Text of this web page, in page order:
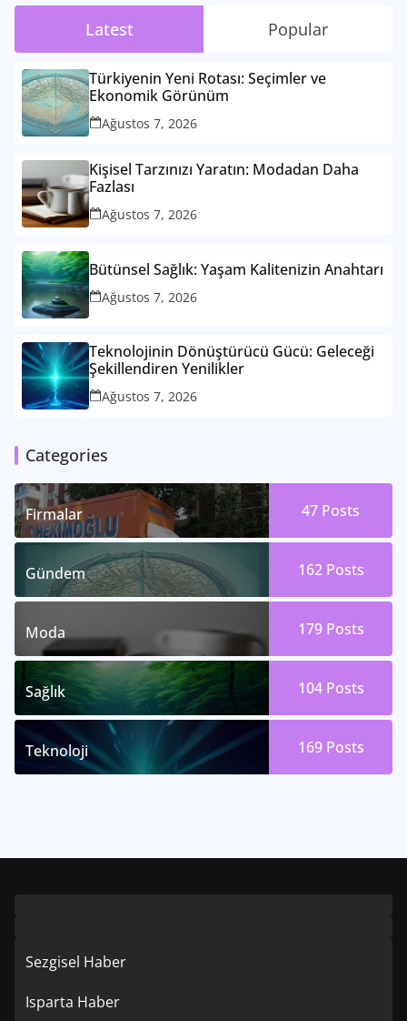
Latest Popular
Türkiyenin Yeni Rotası: Seçimler ve
Ekonomik Görünüm
Ağustos 7, 2026
Kişisel Tarzınızı Yaratın: Modadan Daha
Fazlası
Ağustos 7, 2026
Bütünsel Sağlık: Yaşam Kalitenizin Anahtarı
Ağustos 7, 2026
Teknolojinin Dönüştürücü Gücü: Geleceği
Şekillendiren Yenilikler
Ağustos 7, 2026
Categories
Firmalar 47 Posts
Gündem 162 Posts
Moda 179 Posts
Sağlık 104 Posts
Teknoloji 169 Posts
Sezgisel Haber
Isparta Haber